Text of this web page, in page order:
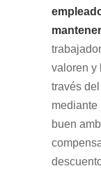
valoren y
través
mediante
buen